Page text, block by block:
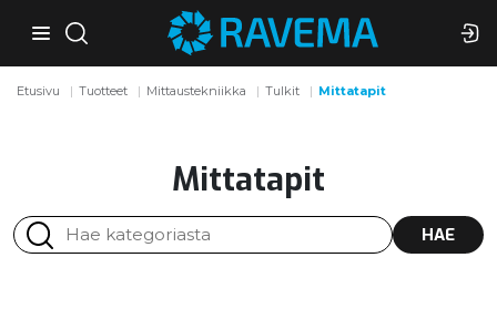
Etusivu Tuotteet Mittaustekniikka Tulkit Mittatapit
Mittatapit
HAE